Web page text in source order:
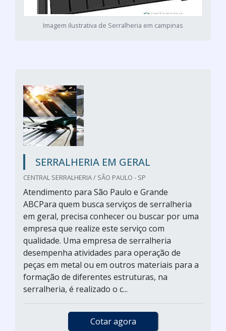
Imagem ilustrativa de Serralheria em campinas
SERRALHERIA EM GERAL
CENTRAL SERRALHERIA / SÃO PAULO - SP
Atendimento para São Paulo e Grande
ABCPara quem busca serviços de serralheria
em geral, precisa conhecer ou buscar por uma
empresa que realize este serviço com
qualidade. Uma empresa de serralheria
desempenha atividades para operação de
peças em metal ou em outros materiais para a
formação de diferentes estruturas, na
serralheria, é realizado o c...
Cotar agora